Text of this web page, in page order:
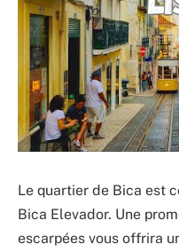
Le quartier de Bica est
Bica Elevador. Une
escarpées vous offrira